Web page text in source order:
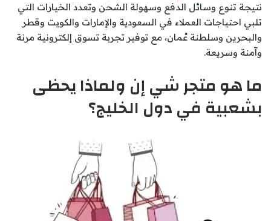
نتيجة تنوع وسائل الدفع وسهولة الشحن وتعدد الخيارات التي
تلبي احتياجات العملاء في السعودية والإمارات والكويت وقطر
والبحرين وسلطنة عُمان، مع توفير تجربة تسوق إلكترونية مرنة
وآمنة وسريعة.
ما هو متجر شي إن ولماذا يحظى
بشعبية في دول الخليج؟